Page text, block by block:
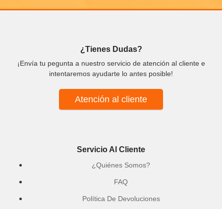
¿Tienes Dudas?
¡Envía tu pegunta a nuestro servicio de atención al cliente e
intentaremos ayudarte lo antes posible!
Atención al cliente
Servicio Al Cliente
¿Quiénes Somos?
FAQ
Política De Devoluciones